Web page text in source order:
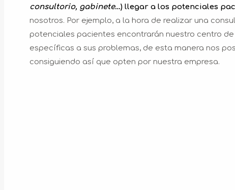
consultorio, gabinete…) llegar a los potenciales
nosotros. Por ejemplo, a la hora de realizar una
potenciales pacientes encontrarán nuestro centro
específicas a sus problemas, de esta manera nos
consiguiendo así que opten por nuestra empresa.